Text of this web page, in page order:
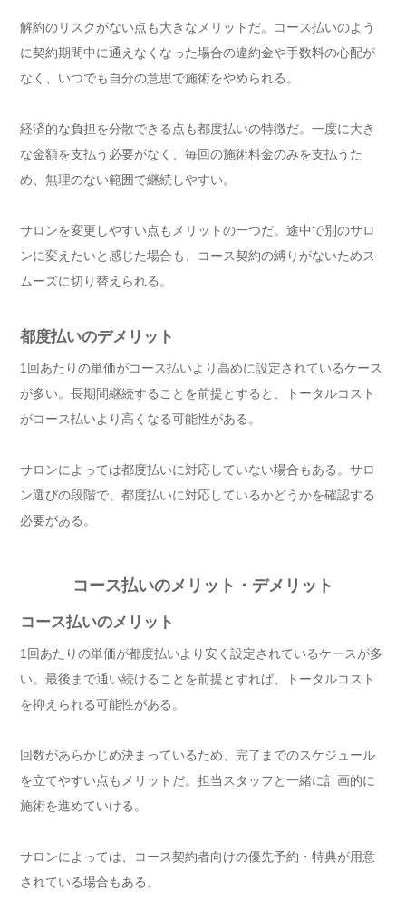
解約のリスクがない点も大きなメリットだ。コース払いのよう
に契約期間中に通えなくなった場合の違約金や手数料の心配が
なく、いつでも自分の意思で施術をやめられる。
経済的な負担を分散できる点も都度払いの特徴だ。一度に大き
な金額を支払う必要がなく、毎回の施術料金のみを支払うた
め、無理のない範囲で継続しやすい。
サロンを変更しやすい点もメリットの一つだ。途中で別のサロ
ンに変えたいと感じた場合も、コース契約の縛りがないためス
ムーズに切り替えられる。
都度払いのデメリット
1回あたりの単価がコース払いより高めに設定されているケース
が多い。長期間継続することを前提とすると、トータルコスト
がコース払いより高くなる可能性がある。
サロンによっては都度払いに対応していない場合もある。サロ
ン選びの段階で、都度払いに対応しているかどうかを確認する
必要がある。
コース払いのメリット・デメリット
コース払いのメリット
1回あたりの単価が都度払いより安く設定されているケースが多
い。最後まで通い続けることを前提とすれば、トータルコスト
を抑えられる可能性がある。
回数があらかじめ決まっているため、完了までのスケジュール
を立てやすい点もメリットだ。担当スタッフと一緒に計画的に
施術を進めていける。
サロンによっては、コース契約者向けの優先予約・特典が用意
されている場合もある。